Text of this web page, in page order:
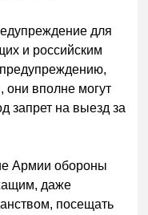
для
и российским
они вполне могут
запрет на выезд за
Армии обороны
даже
посещать